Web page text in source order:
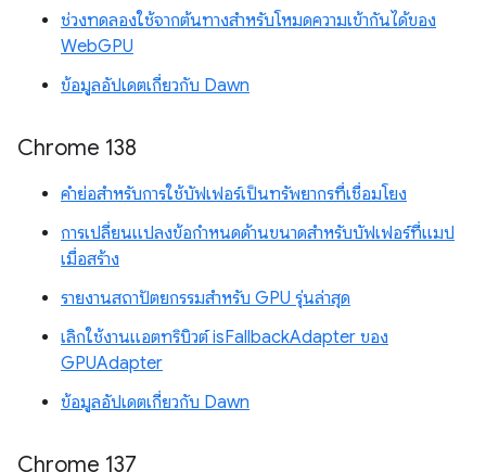
ช่วงทดลองใช้จากต้นทางสำหรับโหมดความเข้ากันได้ของ
WebGPU
ข้อมูลอัปเดตเกี่ยวกับ Dawn
Chrome 138
คำย่อสำหรับการใช้บัฟเฟอร์เป็นทรัพยากรที่เชื่อมโยง
การเปลี่ยนแปลงข้อกำหนดด้านขนาดสำหรับบัฟเฟอร์ที่แมป
เมื่อสร้าง
รายงานสถาปัตยกรรมสำหรับ GPU รุ่นล่าสุด
เลิกใช้งานแอตทริบิวต์ isFallbackAdapter ของ
GPUAdapter
ข้อมูลอัปเดตเกี่ยวกับ Dawn
Chrome 137